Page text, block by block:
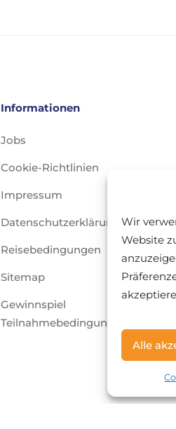
Wir
Website
Alle
Informationen
Jobs
Cookie-Richtlinien
Impressum
Datenschutzerklärung
Reisebedingungen
Sitemap
Gewinnspiel
Teilnahmebedingungen